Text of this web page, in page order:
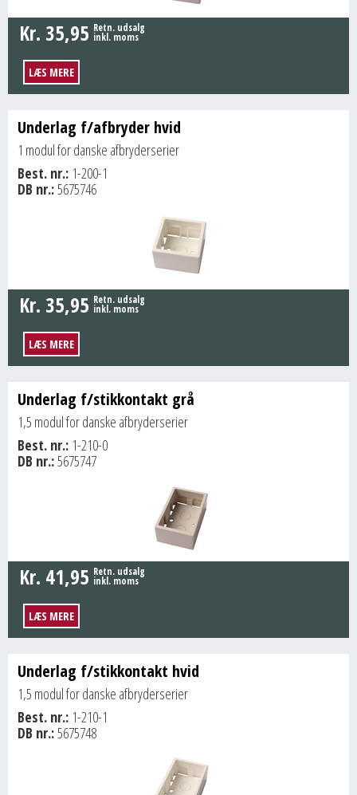
Kr. 35,95 Retn. udsalg
inkl. moms
LÆS MERE
Underlag f/afbryder hvid
1 modul for danske afbryderserier
Best. nr.: 1-200-1
DB nr.:5675746
Kr. 35,95 Retn. udsalg
inkl. moms
LÆS MERE
Underlag f/stikkontakt grå
1,5 modul for danske afbryderserier
Best. nr.: 1-210-0
DB nr.:5675747
Kr. 41,95 Retn. udsalg
inkl. moms
LÆS MERE
Underlag f/stikkontakt hvid
1,5 modul for danske afbryderserier
Best. nr.: 1-210-1
DB nr.:5675748